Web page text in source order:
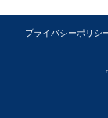
プライバシーポリシ